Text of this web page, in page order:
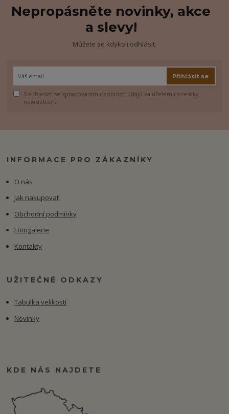
Nepropásněte novinky, akce
a slevy!
Můžete se kdykoli odhlásit.
Přihlásit se
Souhlasím se zpracováním osobních údajů za účelem rozesílky
newsletteru.
INFORMACE PRO ZÁKAZNÍKY
O nás
Jak nakupovat
Obchodní podmínky
Fotogalerie
Kontakty
UŽITEČNÉ ODKAZY
Tabulka velikostí
Novinky
KDE NÁS NAJDETE